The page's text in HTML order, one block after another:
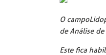
O campo
de Análise
Este fica